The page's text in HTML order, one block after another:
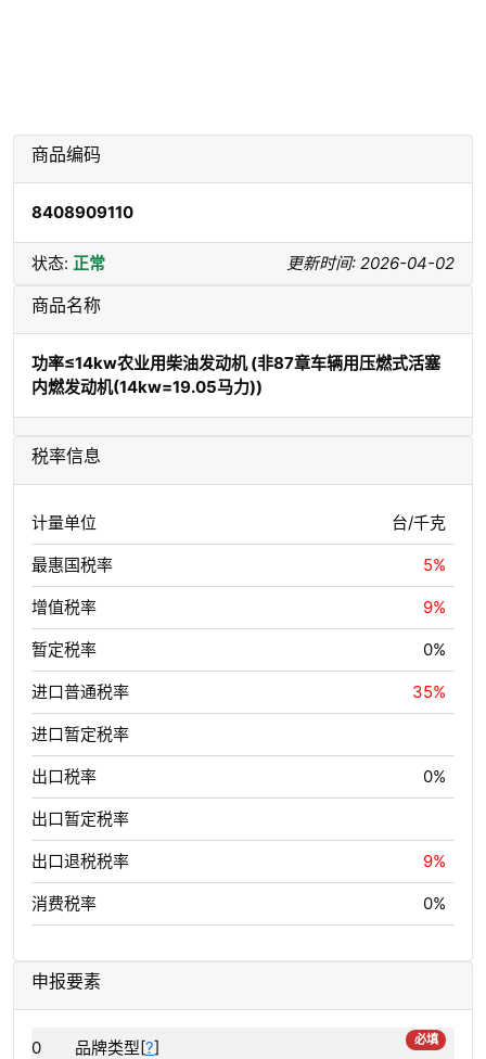
商品编码
8408909110
状态: 正常 更新时间: 2026-04-02
商品名称
功率≤14kw农业用柴油发动机 (非87章车辆用压燃式活塞
内燃发动机(14kw=19.05马力))
税率信息
计量单位 台/千克
最惠国税率 5%
增值税率 9%
暂定税率 0%
进口普通税率 35%
进口暂定税率
出口税率 0%
出口暂定税率
出口退税税率 9%
消费税率 0%
申报要素
0 品牌类型[?] 必填